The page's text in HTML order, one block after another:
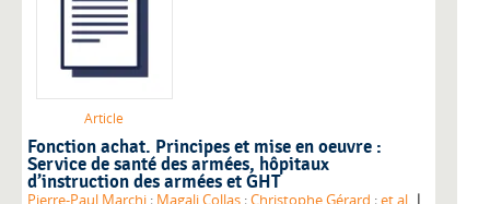
Article
Fonction achat. Principes et mise en oeuvre :
Service de santé des armées, hôpitaux
d’instruction des armées et GHT
Pierre-Paul Marchi ; Magali Collas ;Christophe Gérard ;et al. |